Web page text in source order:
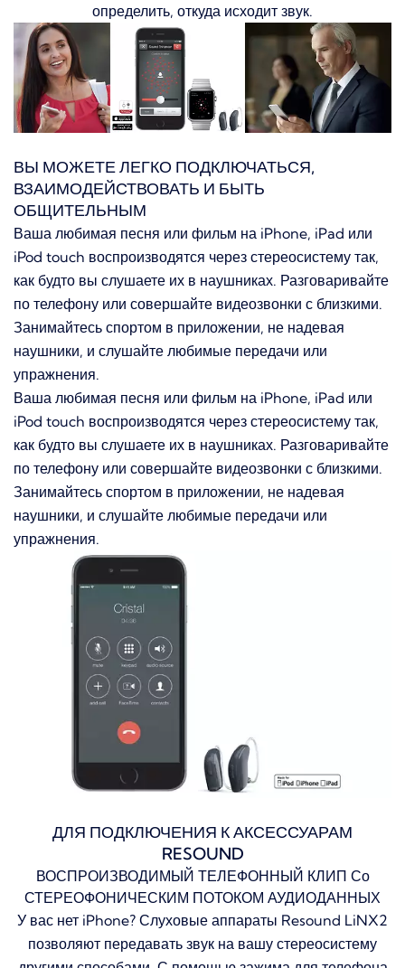
определить, откуда исходит звук.
ВЫ МОЖЕТЕ ЛЕГКО ПОДКЛЮЧАТЬСЯ,
ВЗАИМОДЕЙСТВОВАТЬ И БЫТЬ
ОБЩИТЕЛЬНЫМ
Ваша любимая песня или фильм на iPhone, iPad или
iPod touch воспроизводятся через стереосистему так,
как будто вы слушаете их в наушниках. Разговаривайте
по телефону или совершайте видеозвонки с близкими.
Занимайтесь спортом в приложении, не надевая
наушники, и слушайте любимые передачи или
упражнения.
Ваша любимая песня или фильм на iPhone, iPad или
iPod touch воспроизводятся через стереосистему так,
как будто вы слушаете их в наушниках. Разговаривайте
по телефону или совершайте видеозвонки с близкими.
Занимайтесь спортом в приложении, не надевая
наушники, и слушайте любимые передачи или
упражнения.
ДЛЯ ПОДКЛЮЧЕНИЯ К АКСЕССУАРАМ
RESOUND
ВОСПРОИЗВОДИМЫЙ ТЕЛЕФОННЫЙ КЛИП Со
СТЕРЕОФОНИЧЕСКИМ ПОТОКОМ АУДИОДАННЫХ
У вас нет iPhone? Слуховые аппараты Resound LiNX2
позволяют передавать звук на вашу стереосистему